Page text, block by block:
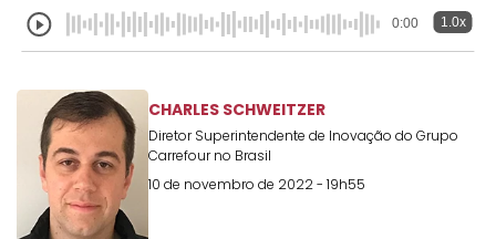
0:00 1.0x
CHARLES SCHWEITZER
Diretor Superintendente de Inovação do Grupo
Carrefour no Brasil
10 de novembro de 2022 - 19h55